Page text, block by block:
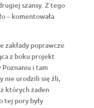
szansy. Z tego
– komentowała
zakłady poprawcze
z boku projekt
Poznaniu i tam
nie urodzili się źli,
których żaden
tej pory były